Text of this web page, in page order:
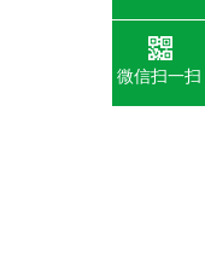
微信扫一扫